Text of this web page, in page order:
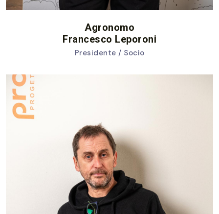
Agronomo
Francesco Leporoni
Presidente / Socio